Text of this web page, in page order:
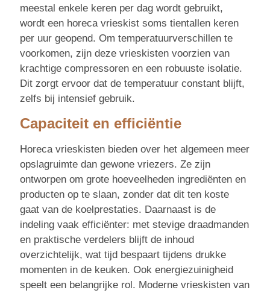
meestal enkele keren per dag wordt gebruikt,
wordt een horeca vrieskist soms tientallen keren
per uur geopend. Om temperatuurverschillen te
voorkomen, zijn deze vrieskisten voorzien van
krachtige compressoren en een robuuste isolatie.
Dit zorgt ervoor dat de temperatuur constant blijft,
zelfs bij intensief gebruik.
Capaciteit en efficiëntie
Horeca vrieskisten bieden over het algemeen meer
opslagruimte dan gewone vriezers. Ze zijn
ontworpen om grote hoeveelheden ingrediënten en
producten op te slaan, zonder dat dit ten koste
gaat van de koelprestaties. Daarnaast is de
indeling vaak efficiënter: met stevige draadmanden
en praktische verdelers blijft de inhoud
overzichtelijk, wat tijd bespaart tijdens drukke
momenten in de keuken. Ook energiezuinigheid
speelt een belangrijke rol. Moderne vrieskisten van